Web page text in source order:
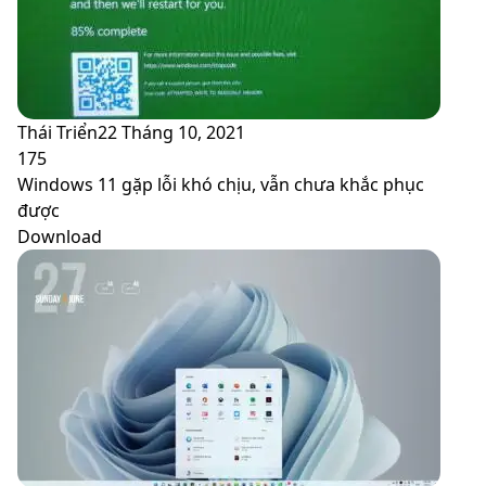
Thái Triển22 Tháng 10, 2021
175
Windows 11 gặp lỗi khó chịu, vẫn chưa khắc phục
được
Download